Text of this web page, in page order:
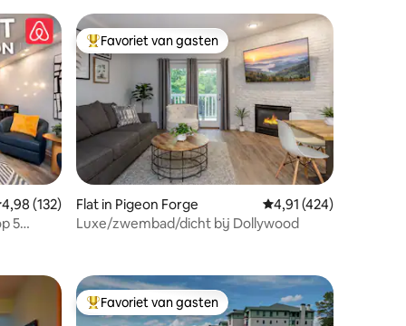
beoordeling van 4,98 op 5, 132 recensies
4,98 (132)
5
Topfavoriet van gasten
Favoriet van gasten
Flat in Pigeon Forge Gemiddelde
4,91 (424)
Luxe/zwembad/dicht bij Dollywood
Topfavoriet van gasten
Favoriet van gasten